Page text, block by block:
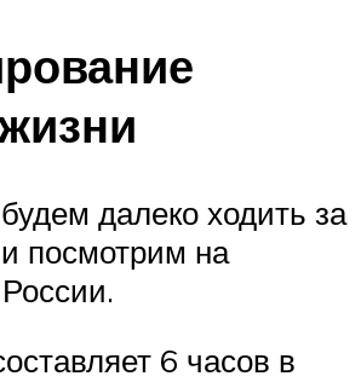
далеко ходить за
посмотрим на
6 часов в